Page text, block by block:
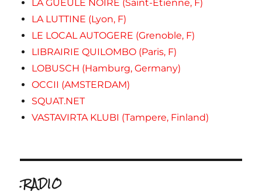
LA GUEULE NOIRE (Saint-Etienne, F)
LA LUTTINE (Lyon, F)
LE LOCAL AUTOGERE (Grenoble, F)
LIBRAIRIE QUILOMBO (Paris, F)
LOBUSCH (Hamburg, Germany)
OCCII (AMSTERDAM)
SQUAT.NET
VASTAVIRTA KLUBI (Tampere, Finland)
.RADIO